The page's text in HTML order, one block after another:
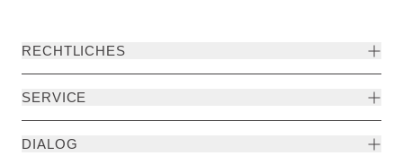
RECHTLICHES
SERVICE
DIALOG